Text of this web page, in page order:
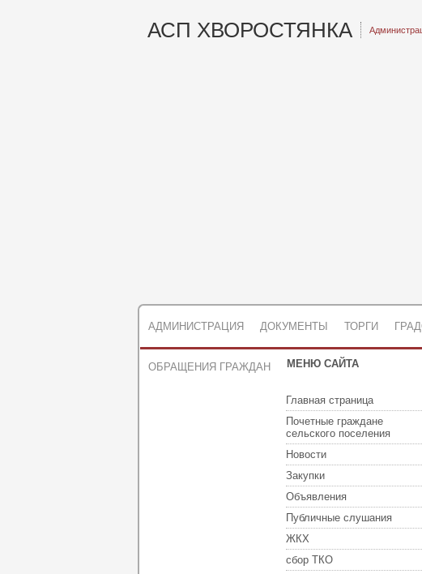
АСП ХВОРОСТЯНКА
АДМИНИСТРАЦИЯ ДОКУМЕНТЫ ТОРГИ
ОБРАЩЕНИЯ ГРАЖДАН МЕНЮ САЙТА
Главная страница
Почетные граждане
сельского поселения
Новости
Закупки
Объявления
Публичные слушания
ЖКХ
сбор ТКО